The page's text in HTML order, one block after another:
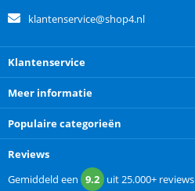
klantenservice@shop4.nl
Klantenservice
Meer informatie
Populaire categorieën
Reviews
Gemiddeld een 9.2 uit25.000+ reviews